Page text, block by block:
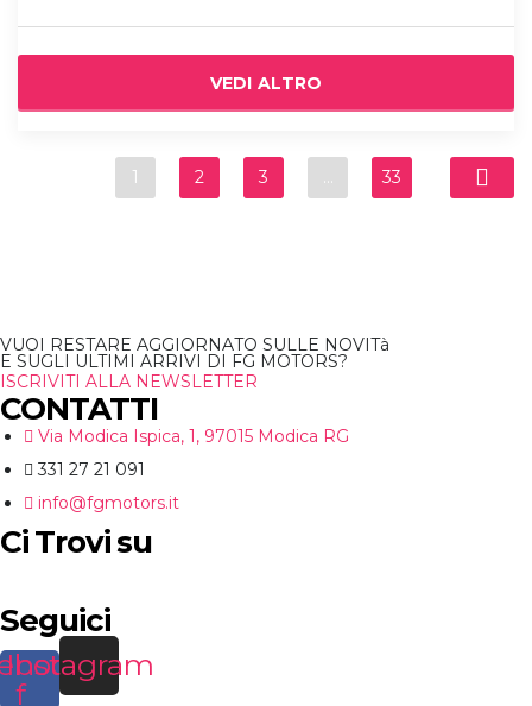
VEDI ALTRO
1 2 3 33
VUOI RESTARE AGGIORNATO SULLE NOVITà
E SUGLI ULTIMI ARRIVI DI FG MOTORS?
ISCRIVITI ALLA NEWSLETTER
CONTATTI
Via Modica Ispica, 1, 97015 Modica RG
331 27 21 091
info@fgmotors.it
Ci Trovi su
Seguici
f
Instagram